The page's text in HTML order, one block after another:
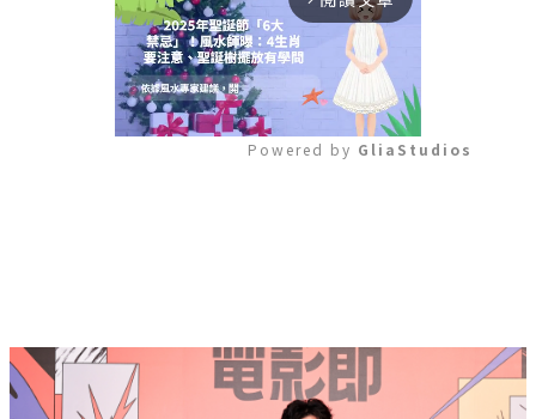
Powered by GliaStudios